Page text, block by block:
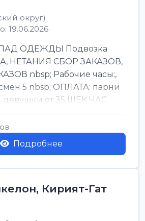
округ)
19.06.2026
ОДЕЖДЫ Подвозка
НЕТАНИЯ СБОР ЗАКАЗОВ,
nbsp; Рабочие часы:,
5 nbsp; ОПЛАТА: парни
девушки от 35 ШЕК ЧАС
...
Подробнее
Кирият-Гат